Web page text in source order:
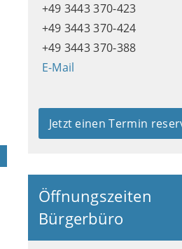
+49 3443 370-423
+49 3443 370-424
+49 3443 370-388
E-Mail
Jetzt einen Termin
Öffnungszeiten
Bürgerbüro